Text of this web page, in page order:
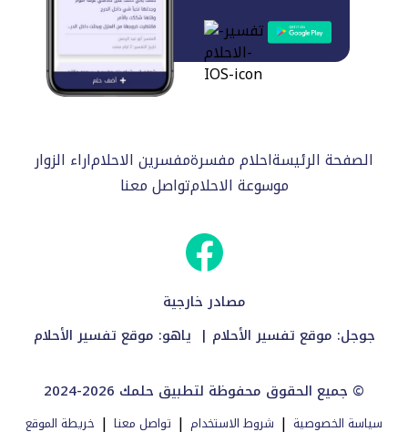
الصفحة الرئيسةاحلام مفسرةمفسرين الاحلاماراء الزوار
موسوعة الاحلامتواصل معنا
مصادر خارجية
جوجل: موقع تفسير الأحلام | ياهو: موقع تفسير الأحلام
2024-2026 جميع الحقوق محفوظة لتطبيق حلمك ©
سياسة الخصوصية | شروط الاستخدام | تواصل معنا | خريطة الموقع